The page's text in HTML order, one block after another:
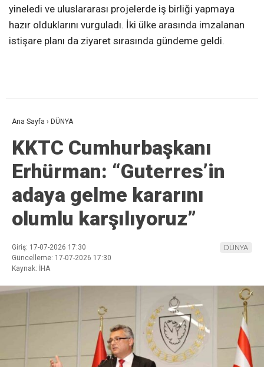
yineledi ve uluslararası projelerde iş birliği yapmaya
hazır olduklarını vurguladı. İki ülke arasında imzalanan
istişare planı da ziyaret sırasında gündeme geldi.
Ana Sayfa › DÜNYA
KKTC Cumhurbaşkanı
Erhürman: “Guterres’in
adaya gelme kararını
olumlu karşılıyoruz”
Giriş: 17-07-2026 17:30
Güncelleme: 17-07-2026 17:30
Kaynak: İHA
DÜNYA